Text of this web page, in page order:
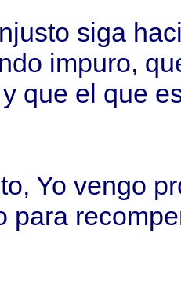
siga
impuro,
que el que
, Yo vengo
para